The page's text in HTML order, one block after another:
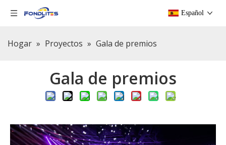
Español
Hogar » Proyectos » Gala de premios
Gala de premios